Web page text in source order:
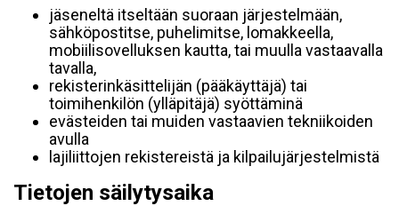
jäseneltä itseltään suoraan järjestelmään,
sähköpostitse, puhelimitse, lomakkeella,
mobiilisovelluksen kautta, tai muulla vastaavalla
tavalla,
rekisterinkäsittelijän (pääkäyttäjä) tai
toimihenkilön (ylläpitäjä) syöttäminä
evästeiden tai muiden vastaavien tekniikoiden
avulla
lajiliittojen rekistereistä ja kilpailujärjestelmistä
Tietojen säilytysaika